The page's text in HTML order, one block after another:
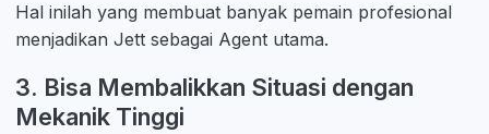
Hal inilah yang membuat banyak pemain profesional
menjadikan Jett sebagai Agent utama.
3. Bisa Membalikkan Situasi dengan
Mekanik Tinggi